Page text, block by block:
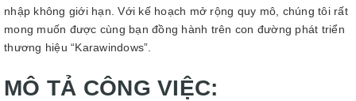
nhập không giới hạn. Với kế hoạch mở rộng quy mô, chúng tôi rất
mong muốn được cùng bạn đồng hành trên con đường phát triển
thương hiệu “Karawindows”.
MÔ TẢ CÔNG VIỆC: